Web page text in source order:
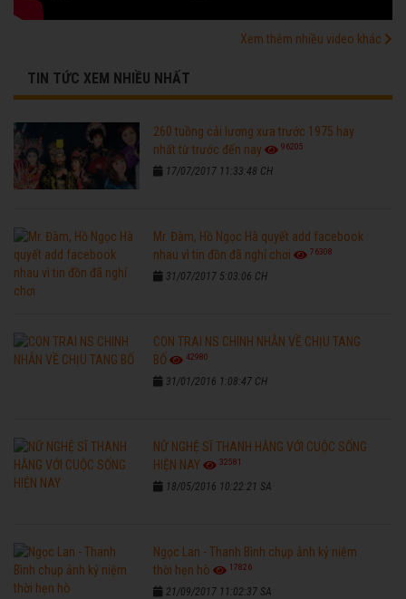
Xem thêm nhiều video khác
TIN TỨC XEM NHIỀU NHẤT
260 tuồng cải lương xưa trước 1975 hay
nhất từ trước đến nay
96205
17/07/2017 11:33:48 CH
Mr. Đàm, Hồ Ngọc Hà quyết add facebook
nhau vì tin đồn đã nghỉ chơi
76308
31/07/2017 5:03:06 CH
CON TRAI NS CHINH NHẪN VỀ CHỊU TANG
BỐ
42980
31/01/2016 1:08:47 CH
NỮ NGHỆ SĨ THANH HẰNG VỚI CUỘC SỐNG
HIỆN NAY
32581
18/05/2016 10:22:21 SA
Ngọc Lan - Thanh Bình chụp ảnh kỷ niệm
thời hẹn hò
17826
21/09/2017 11:02:37 SA